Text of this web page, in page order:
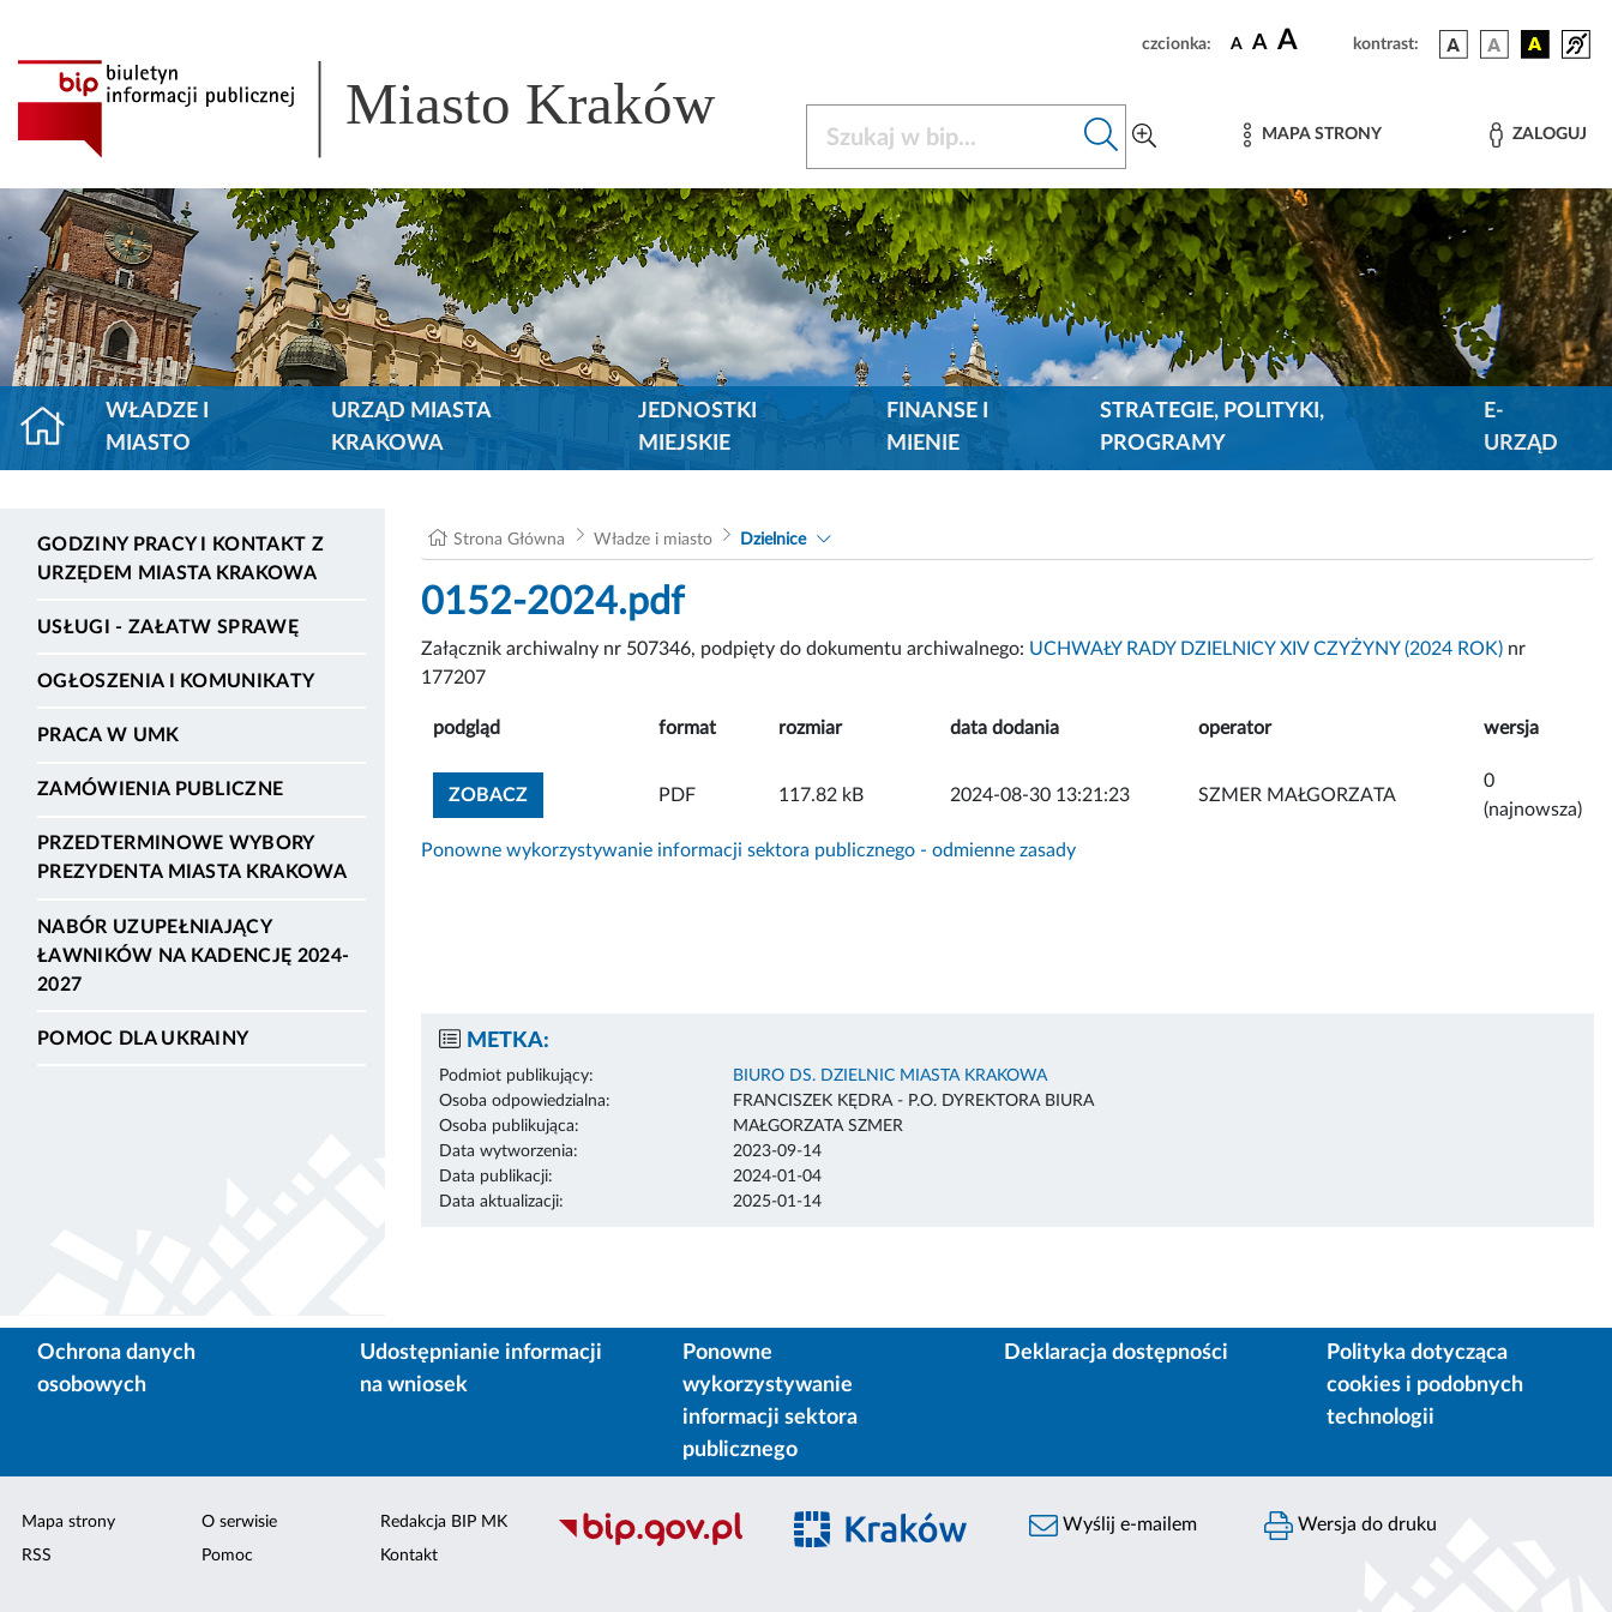
czcionka: A A A kontrast:
Miasto Kraków MAPA STRONY ZALOGUJ
WŁADZE I
MIASTO
URZĄD MIASTA
KRAKOWA
JEDNOSTKI
MIEJSKIE
FINANSE I
MIENIE
STRATEGIE, POLITYKI,
PROGRAMY
E-
URZĄD
GODZINY PRACY I KONTAKT Z
URZĘDEM MIASTA KRAKOWA
USŁUGI - ZAŁATW SPRAWĘ
OGŁOSZENIA I KOMUNIKATY
PRACA W UMK
ZAMÓWIENIA PUBLICZNE
PRZEDTERMINOWE WYBORY
PREZYDENTA MIASTA KRAKOWA
NABÓR UZUPEŁNIAJĄCY
ŁAWNIKÓW NA KADENCJĘ 2024-
2027
POMOC DLA UKRAINY
Strona Główna Władze i miasto Dzielnice
0152-2024.pdf
Załącznik archiwalny nr 507346, podpięty do dokumentu archiwalnego: UCHWAŁY RADY DZIELNICY XIV CZYŻYNY (2024 ROK) nr
177207
podgląd format rozmiar data dodania operator wersja
ZOBACZZOBACZ ZAŁĄCZNIK
PDF 117.82 kB 2024-08-30 13:21:23 SZMER MAŁGORZATA
0
(najnowsza)
Ponowne wykorzystywanie informacji sektora publicznego - odmienne zasady
METKA:
Podmiot publikujący:
BIURO DS. DZIELNIC MIASTA KRAKOWA
Osoba odpowiedzialna:
FRANCISZEK KĘDRA - P.O. DYREKTORA BIURA
Osoba publikująca:
MAŁGORZATA SZMER
Data wytworzenia:
2023-09-14
Data publikacji:
2024-01-04
Data aktualizacji:
2025-01-14
Ochrona danych
osobowych
Udostępnianie informacji
na wniosek
Ponowne
wykorzystywanie
informacji sektora
publicznego
Deklaracja dostępności
Polityka dotycząca
cookies i podobnych
technologii
Mapa strony
RSS
O serwisie
Pomoc
Redakcja BIP MK
Kontakt
Wyślij e-mailem Wersja do druku